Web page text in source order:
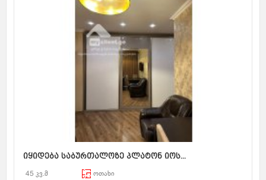
იყიდება საბურთალოზე პლატონ იოს...
45 კვ.მ ოთახი